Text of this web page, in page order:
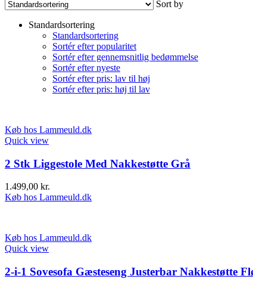
Sort by
Standardsortering
Standardsortering
Sortér efter popularitet
Sortér efter gennemsnitlig bedømmelse
Sortér efter nyeste
Sortér efter pris: lav til høj
Sortér efter pris: høj til lav
Køb hos Lammeuld.dk
Quick view
2 Stk Liggestole Med Nakkestøtte Grå
1.499,00 kr.
Køb hos Lammeuld.dk
Køb hos Lammeuld.dk
Quick view
2-i-1 Sovesofa Gæsteseng Justerbar Nakkestøtte